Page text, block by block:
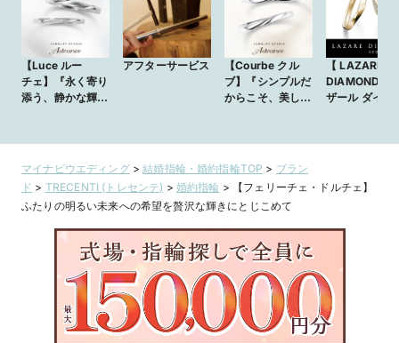
【Luce ルー
チェ】『永く寄り
添う、静かな輝
アフターサービス
【Courbe クル
ブ】『シンプルだ
からこそ、美し
【 LAZARE
DIAMOND 】
ザール ダイヤ
マイナビウエディング>結婚指輪・婚約指輪TOP > ブラン
ド > TRECENTI (トレセンテ) > 婚約指輪 >
【フェリーチェ・ドルチェ】
ふたりの明るい未来への希望を贅沢な輝きにとじこめて